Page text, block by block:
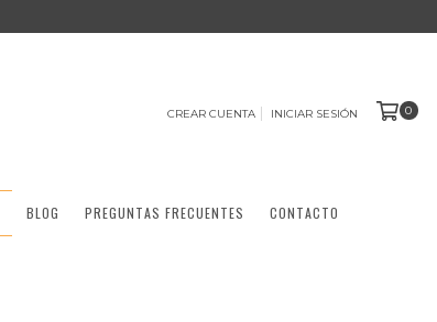
CREAR CUENTA INICIAR SESIÓN 0
BLOG PREGUNTAS FRECUENTES CONTACTO